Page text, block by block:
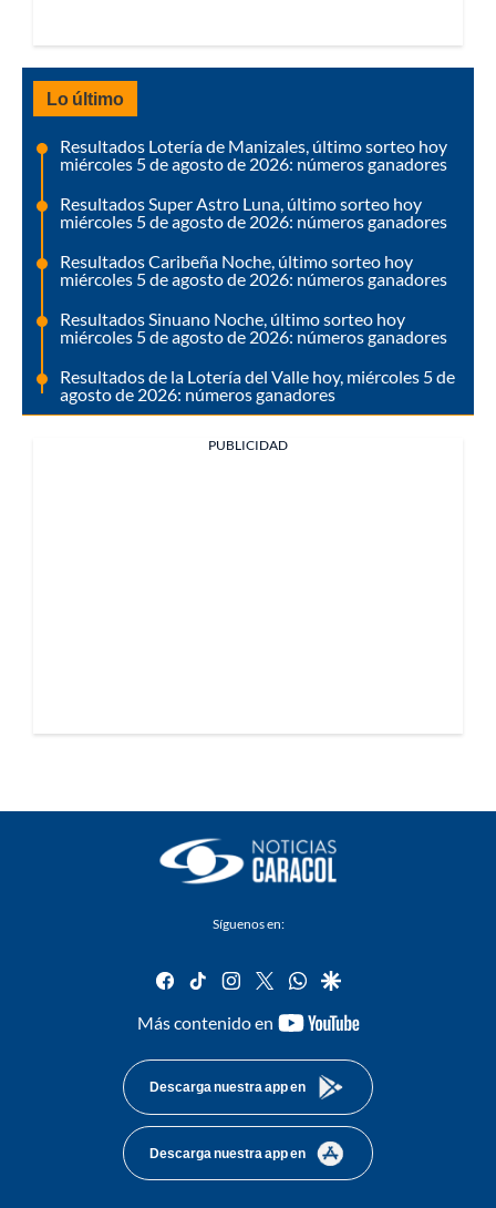
Lo último
Resultados Lotería de Manizales, último sorteo hoy
miércoles 5 de agosto de 2026: números ganadores
Resultados Super Astro Luna, último sorteo hoy
miércoles 5 de agosto de 2026: números ganadores
Resultados Caribeña Noche, último sorteo hoy
miércoles 5 de agosto de 2026: números ganadores
Resultados Sinuano Noche, último sorteo hoy
miércoles 5 de agosto de 2026: números ganadores
Resultados de la Lotería del Valle hoy, miércoles 5 de
agosto de 2026: números ganadores
PUBLICIDAD
Síguenos en:
facebook
tiktok instagram
twitterwhatsapp
google
Más contenido en
youtube-
Descarga nuestra app en
Descarga nuestra app en